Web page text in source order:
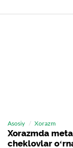
Asosiy Xorazm
Xorazmda
cheklovlar